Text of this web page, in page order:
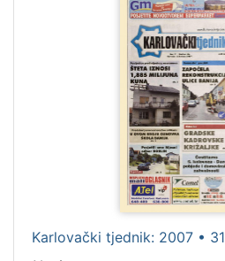
Karlovački tjednik: 2007 • 31